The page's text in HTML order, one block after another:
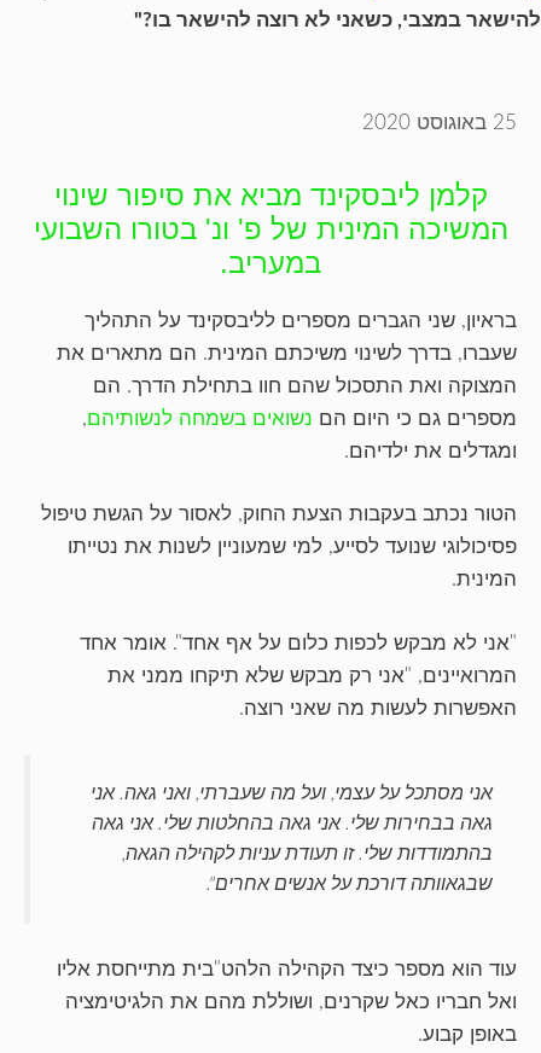
להישאר במצבי, כשאני לא רוצה להישאר בו?"
25 באוגוסט 2020
קלמן ליבסקינד מביא את סיפור שינוי
המשיכה המינית של פ' ונ' בטורו השבועי
במעריב.
בראיון, שני הגברים מספרים לליבסקינד על התהליך
שעברו, בדרך לשינוי משיכתם המינית. הם מתארים את
המצוקה ואת התסכול שהם חוו בתחילת הדרך. הם
מספרים גם כי היום הם נשואים בשמחה לנשותיהם,
ומגדלים את ילדיהם.
הטור נכתב בעקבות הצעת החוק, לאסור על הגשת טיפול
פסיכולוגי שנועד לסייע, למי שמעוניין לשנות את נטייתו
המינית.
"אני לא מבקש לכפות כלום על אף אחד". אומר אחד
המרואיינים, "אני רק מבקש שלא תיקחו ממני את
האפשרות לעשות מה שאני רוצה.
אני מסתכל על עצמי, ועל מה שעברתי, ואני גאה. אני
גאה בבחירות שלי. אני גאה בהחלטות שלי. אני גאה
בהתמודדות שלי. זו תעודת עניות לקהילה הגאה,
שבגאוותה דורכת על אנשים אחרים".
עוד הוא מספר כיצד הקהילה הלהט"בית מתייחסת אליו
ואל חבריו כאל שקרנים, ושוללת מהם את הלגיטימציה
באופן קבוע.